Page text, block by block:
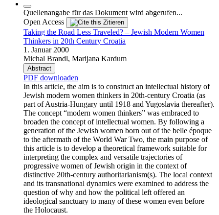
Quellenangabe für das Dokument wird abgerufen...
Open Access
Zitieren
Taking the Road Less Traveled? – Jewish Modern Women
Thinkers in 20th Century Croatia
1. Januar 2000
Michal Brandl, Marijana Kardum
Abstract
PDF downloaden
In this article, the aim is to construct an intellectual history of
Jewish modern women thinkers in 20th-century Croatia (as
part of Austria-Hungary until 1918 and Yugoslavia thereafter).
The concept “modern women thinkers” was embraced to
broaden the concept of intellectual women. By following a
generation of the Jewish women born out of the belle époque
to the aftermath of the World War Two, the main purpose of
this article is to develop a theoretical framework suitable for
interpreting the complex and versatile trajectories of
progressive women of Jewish origin in the context of
distinctive 20th-century authoritarianism(s). The local context
and its transnational dynamics were examined to address the
question of why and how the political left offered an
ideological sanctuary to many of these women even before
the Holocaust.